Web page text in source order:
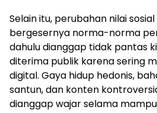
Selain itu, perubahan nilai
bergesernya norma-norma
dahulu dianggap tidak pantas
diterima publik karena sering
digital. Gaya hidup hedonis,
santun, dan konten
dianggap wajar selama